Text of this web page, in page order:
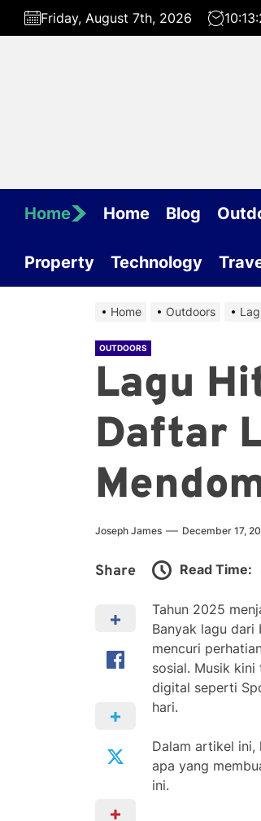
Skip
Friday, August 7th, 2026
Home Home Blog
Property Technology
Home Outdoors
OUTDOORS
Lagu
Daftar
Joseph James December 17,
Share Read Time:
Tahun 2025
Banyak lagu
mencuri
sosial. Musik
digital seperti
hari.
Dalam artikel ini,
apa yang
ini.